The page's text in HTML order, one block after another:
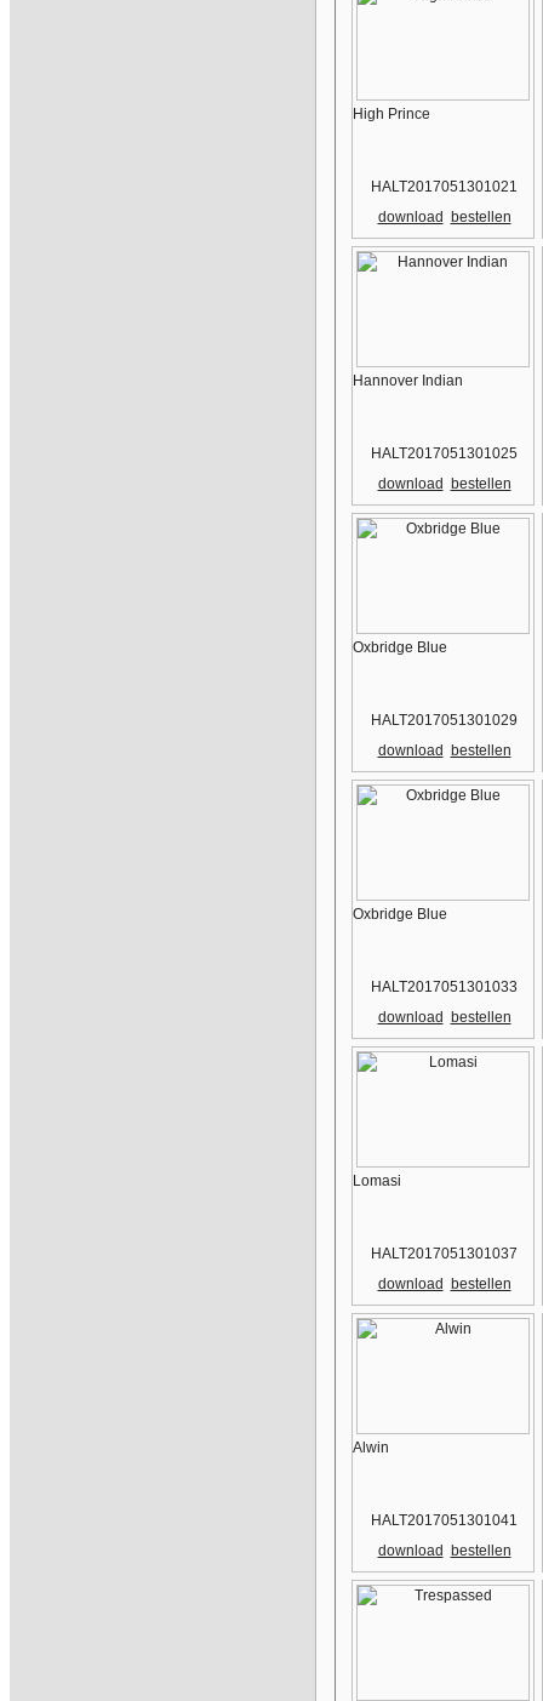
High Prince
HALT2017051301021
download
bestellen
Hannover Indian
HALT2017051301025
download
bestellen
Oxbridge Blue
HALT2017051301029
download
bestellen
Oxbridge Blue
HALT2017051301033
download
bestellen
Lomasi
HALT2017051301037
download
bestellen
Alwin
HALT2017051301041
download
bestellen